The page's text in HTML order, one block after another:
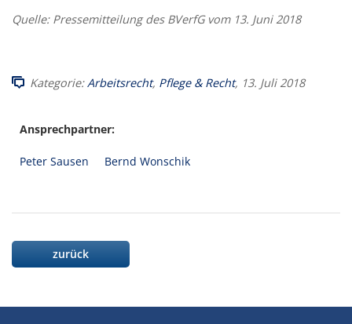
Quelle: Pressemitteilung des BVerfG vom 13. Juni 2018
Kategorie:Arbeitsrecht, Pflege & Recht, 13. Juli 2018
Ansprechpartner:
Peter Sausen Bernd Wonschik
zurück